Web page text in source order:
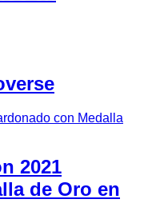
2021
de Oro en